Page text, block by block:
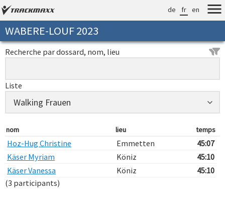
de fr en
WABERE-LOUF 2023
Recherche par dossard, nom, lieu
Liste
nom lieu temps
Hoz-Hug Christine Emmetten
45:07
Käser Myriam
Köniz
45:10
Käser Vanessa
Köniz
45:10
(3 participants)